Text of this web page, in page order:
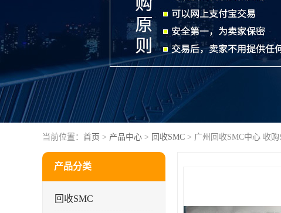
当前位置： 首页 > 产品中心 > 回收SMC > 广州回收SMC中心 收
产品分类
回收SMC